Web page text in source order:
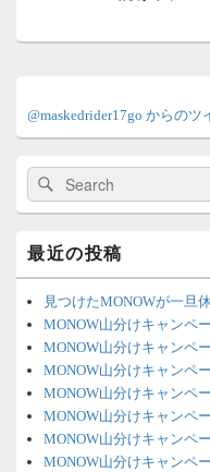
ン
サ
バ
ィ
ジ
ェ
ッ
ア
@maskedrider17go からのツ
検
索:
検
索
最近の投稿
見つけたMONOWが一旦
MONOW山分けキャンペ
MONOW山分けキャンペ
MONOW山分けキャンペ
MONOW山分けキャンペ
MONOW山分けキャンペ
MONOW山分けキャンペ
MONOW山分けキャンペ